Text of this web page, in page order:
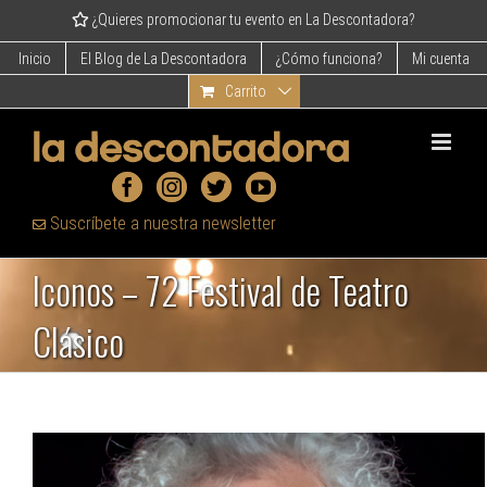
content
¿Quieres promocionar tu evento en La Descontadora?
Inicio El Blog de La Descontadora ¿Cómo funciona?
Mi cuenta
Carrito
Suscríbete a nuestra newsletter
Iconos – 72 Festival de Teatro
Clásico